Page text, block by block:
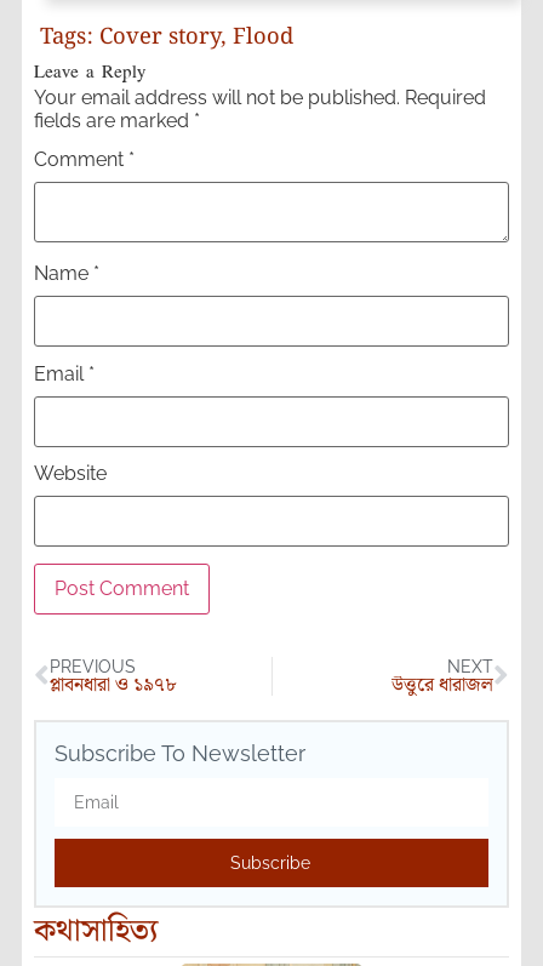
Tags: Cover story, Flood
Leave a Reply
Your email address will not be published. Required
fields are marked *
Comment *
Name *
Email *
Website
PREVIOUS
প্লাবনধারা ও ১৯৭৮
NEXT
উত্তুরে ধারাজল
Subscribe To Newsletter
Subscribe
কথাসাহিত্য